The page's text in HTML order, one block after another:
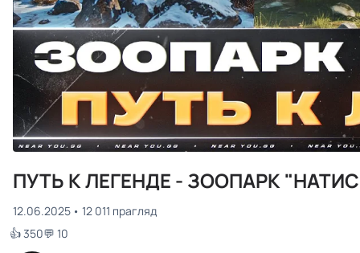
ПУТЬ К ЛЕГЕНДЕ - ЗООПАРК
12.06.2025
12 011 прагляд
👍 350💬 10